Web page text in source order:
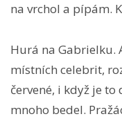
na vrchol a pípám.
Hurá na Gabrielku.
místních celebrit,
červené, i když je to
mnoho bedel.